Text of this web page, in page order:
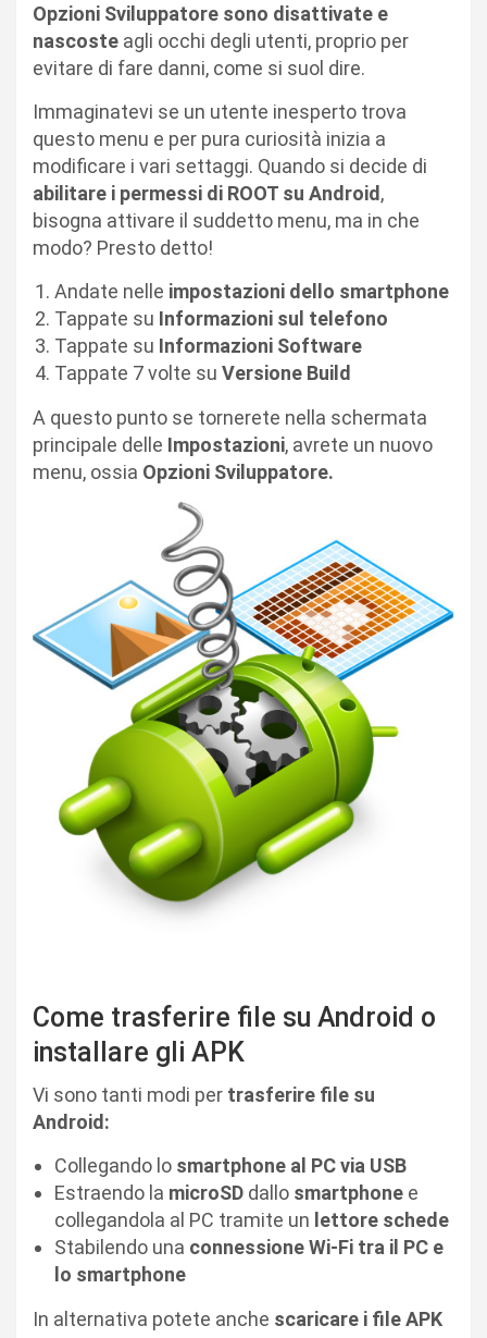
Opzioni Sviluppatore sono disattivate e
nascoste agli occhi degli utenti, proprio per
evitare di fare danni, come si suol dire.
Immaginatevi se un utente inesperto trova
questo menu e per pura curiosità inizia a
modificare i vari settaggi. Quando si decide di
abilitare i permessi di ROOT su Android,
bisogna attivare il suddetto menu, ma in che
modo? Presto detto!
Andate nelle impostazioni dello smartphone
Tappate su Informazioni sul telefono
Tappate su Informazioni Software
Tappate 7 volte su Versione Build
A questo punto se tornerete nella schermata
principale delle Impostazioni, avrete un nuovo
menu, ossia Opzioni Sviluppatore.
Come trasferire file su Android o
installare gli APK
Vi sono tanti modi per trasferire file su
Android:
Collegando lo smartphone al PC via USB
Estraendo la microSD dallo smartphone e
collegandola al PC tramite un lettore schede
Stabilendo una connessione Wi-Fi tra il PC e
lo smartphone
In alternativa potete anche scaricare i file APK